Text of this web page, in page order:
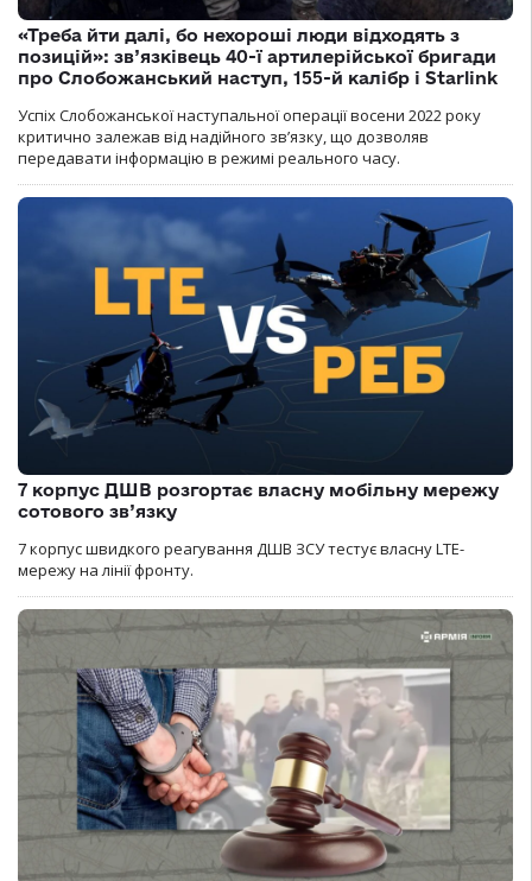
«Треба йти далі, бо нехороші люди відходять з
позицій»: зв’язківець 40-ї артилерійської бригади
про Слобожанський наступ, 155-й калібр і Starlink
Успіх Слобожанської наступальної операції восени 2022 року
критично залежав від надійного зв’язку, що дозволяв
передавати інформацію в режимі реального часу.
7 корпус ДШВ розгортає власну мобільну мережу
сотового зв’язку
7 корпус швидкого реагування ДШВ ЗСУ тестує власну LTE-
мережу на лінії фронту.